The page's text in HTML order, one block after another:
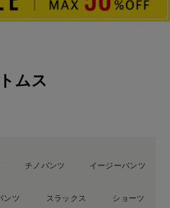
ムス
チノパンツ イージーパンツ
ンツ スラックス ショーツ